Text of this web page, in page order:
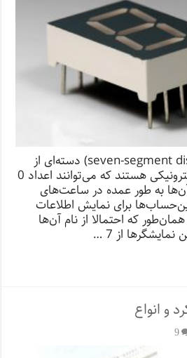
سون سگمنت‌ها ( seven-segment display) دسته‌ای از
نمایشگرهای پرکاربرد الکترونیکی هستند که می‌توانند اعداد 0
آن‌ها به طور عمده در ساعت‌های
برای نمایش اطلاعات
که احتمالا از نام آن‌ها
از 7 …
و انواع
9